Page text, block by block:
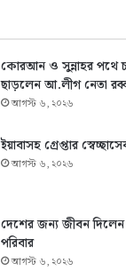
কোরআন ও সুন্নাহর পথে
ছাড়লেন আ.লীগ নেতা
আগস্ট ৬, ২০২৬
ইয়াবাসহ গ্রেপ্তার
আগস্ট ৬, ২০২৬
দেশের জন্য জীবন
পরিবার
আগস্ট ৬, ২০২৬